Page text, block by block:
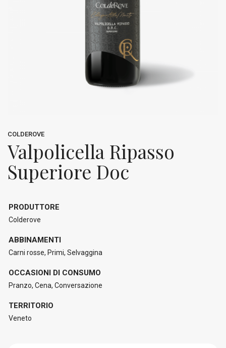
COLDEROVE
Valpolicella Ripasso
Superiore Doc
PRODUTTORE
Colderove
ABBINAMENTI
Carni rosse, Primi, Selvaggina
OCCASIONI DI CONSUMO
Pranzo, Cena, Conversazione
TERRITORIO
Veneto